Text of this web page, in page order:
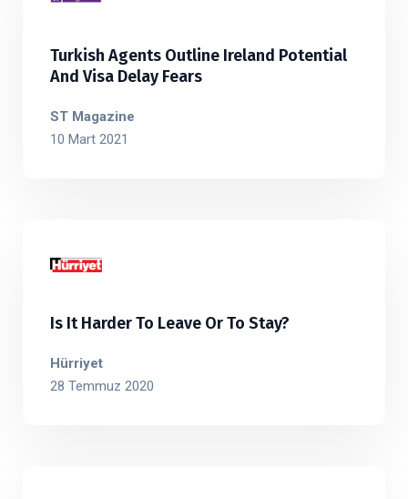
Turkish Agents Outline Ireland Potential
And Visa Delay Fears
ST Magazine
10 Mart 2021
Is It Harder To Leave Or To Stay?
Hürriyet
28 Temmuz 2020